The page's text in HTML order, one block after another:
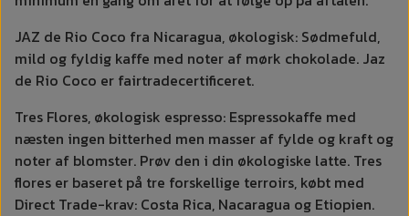
JAZ de Rio Coco fra Nicaragua, økologisk: Sødmefuld,
mild og fyldig kaffe med noter af mørk chokolade. Jaz
de Rio Coco er fairtradecertificeret.
Tres Flores, økologisk espresso: Espressokaffe med
næsten ingen bitterhed men masser af fylde og kraft og
noter af blomster. Prøv den i din økologiske latte. Tres
flores er baseret på tre forskellige terroirs, købt med
Direct Trade-krav: Costa Rica, Nacaragua og Etiopien.